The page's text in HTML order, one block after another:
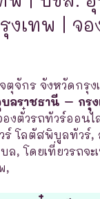
งเทพ | จอ
ตุจักร จังหวัดกรุ
ลราชธานี – กรุ
งตั๋วรถทัวร์ออน
โลตัสพิบูลทัวร์,
, โดยเที่ยวรถจ
,